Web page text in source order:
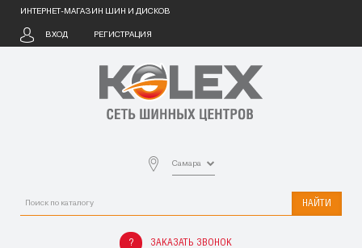
ИНТЕРНЕТ-МАГАЗИН ШИН И ДИСКОВ
ВХОД РЕГИСТРАЦИЯ
Самара
НАЙТИ
ЗАКАЗАТЬ ЗВОНОК